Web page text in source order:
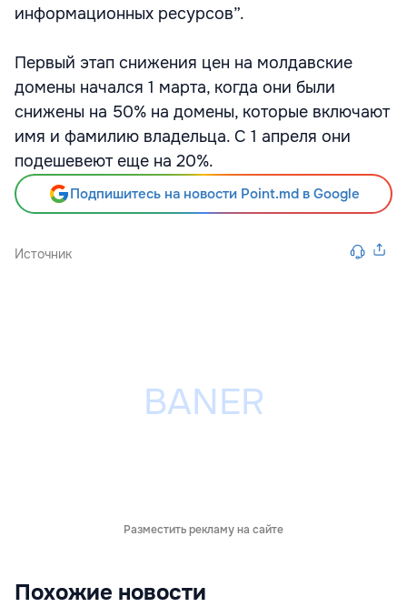
информационных ресурсов”.
Первый этап снижения цен на молдавские
домены начался 1 марта, когда они были
снижены на 50% на домены, которые включают
имя и фамилию владельца. С 1 апреля они
подешевеют еще на 20%.
Подпишитесь на новости Point.md в Google
Источник
Разместить рекламу на сайте
Похожие новости